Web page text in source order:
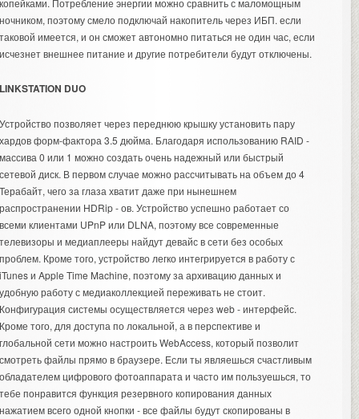
Потребление энергии можно сравнить с маломощным
поэтому смело подключай накопитель через ИБП. если
имеется, и он сможет автономно питаться не один час, если
внешнее питание и другие потребители будут отключены.
DUO
позволяет через переднюю крышку установить пару
форм-фактора 3.5 дюйма. Благодаря использованию RAID -
0 или 1 можно создать очень надежный или быстрый
диск. В первом случае можно рассчитывать на объем до 4
чего за глаза хватит даже при нынешнем
HDRip - ов. Устройство успешно работает со
клиентами UPnP или DLNA, поэтому все современные
и медиаплееры найдут девайс в сети без особых
Кроме того, устройство легко интегрируется в работу с
и Apple Time Machine, поэтому за архивацию данных и
работу с медиаколлекцией переживать не стоит.
системы осуществляется через web - интерфейс.
того, для доступа по локальной, а в перспективе и
сети можно настроить WebAccess, который позволит
файлы прямо в браузере. Если ты являешься счастливым
цифрового фотоаппарата и часто им пользуешься, то
понравится функция резервного копирования данных
всего одной кнопки - все файлы будут скопированы в